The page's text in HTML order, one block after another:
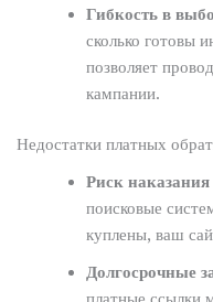
Гибкость в
сколько готовы
позволяет
кампании.
Недостатки платных
Риск
поисковые
куплены, ваш
Долгосрочные